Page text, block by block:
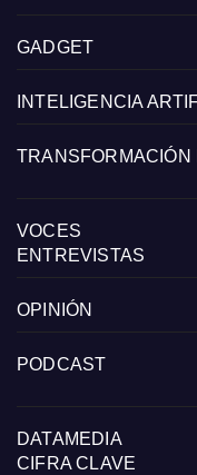
GADGET
INTELIGENCIA
TRANSFORMACIÓN
VOCES
ENTREVISTAS
OPINIÓN
PODCAST
DATAMEDIA
CIFRA CLAVE